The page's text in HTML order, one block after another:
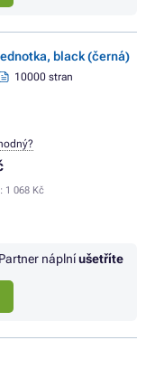
black (černá)
10000 stran
1 068 Kč
náplníušetříte